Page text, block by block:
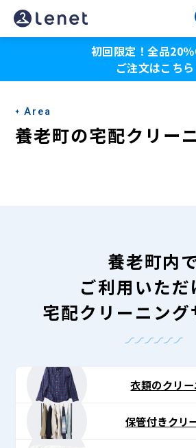
養
老
の
宅
配
ト〉
初回限定！全品20
ご注文はこちら
Area
養老町の宅配クリー
養老町内
ご利用いただ
宅配クリーニング
衣類のクリ
保管付きクリ